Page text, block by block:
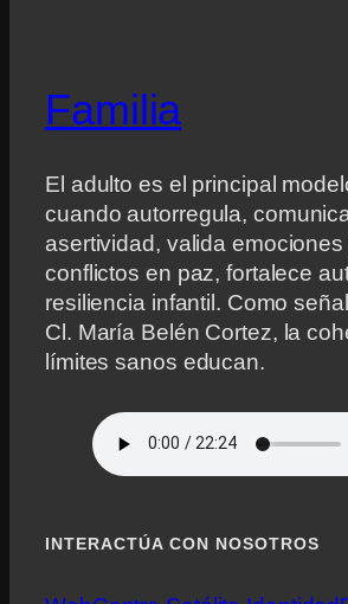
Familia
El adulto es el principal
cuando autorregula,
asertividad, valida
conflictos en paz, fortalece
resiliencia infantil. Como
Cl. María Belén Cortez, la
límites sanos educan.
INTERACTÚA CON NOSOTROS